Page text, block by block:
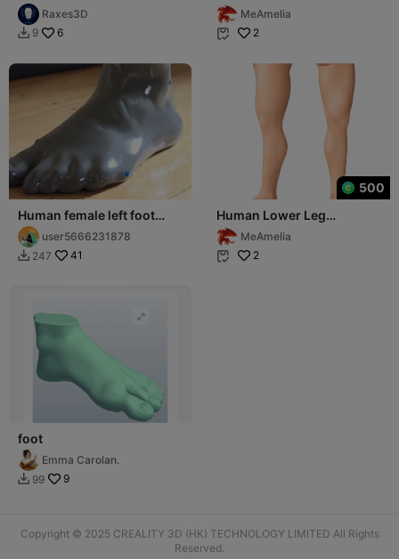
Raxes3D
 9 6
MeAmelia
 2
Human female left foot
(added right foot)
user5666231878
 247 41
500
Human Lower Leg
Anatomical Model
MeAmelia
 2
foot
Emma Carolan.
 99 9
Copyright © 2025 CREALITY 3D (HK) TECHNOLOGY LIMITED All Rights
Reserved.